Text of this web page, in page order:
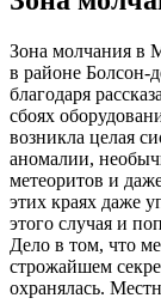
Зона молчания в
в районе Болсон-
благодаря
сбоях
возникла целая
аномалии,
метеоритов и
этих краях даже
этого случая и
Дело в том, что
строжайшем
охранялась.